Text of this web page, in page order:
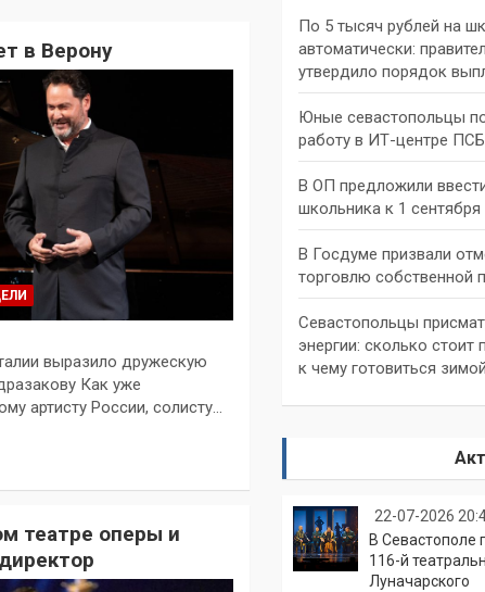
в Верону
выразило дружескую
Как уже
артисту России, солисту…
театре оперы и
По 5 тысяч рублей на
автоматически:
утвердило порядок
Юные севастопольцы
работу в ИТ-центре ПСБ
В ОП предложили
школьника к 1 сентября
В Госдуме призвали
торговлю собственной
Севастопольцы
энергии: сколько стоит
к чему готовиться зимой
22-07-2026
В Севастополе
116-й
Луначарского